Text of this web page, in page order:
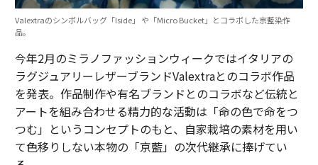
Valextraのシンボルバッグ「Iside」 や「Micro Bucket」とコラボした京藍染作
品。
今年2月のミラノファッションウィークではイタリアの
ラグジュアリーレザーブランドValextraとのコラボ作品
を発表。作品制作や有名ブランドとのコラボなど伝統と
アートを組み合わせる精力的な活動は「命の色で命をつ
つむ」というコンセプトのもと、自家栽培の素材を用い
て色移りしない本物の「京藍」の次代継承に捧げてい